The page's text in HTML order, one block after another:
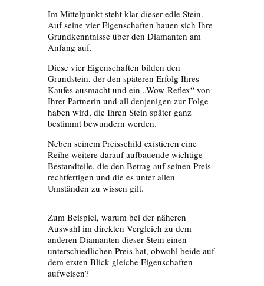
Im Mittelpunkt steht klar dieser edle Stein.
Auf seine vier Eigenschaften bauen sich Ihre
Grundkenntnisse über den Diamanten am
Anfang auf.
Diese vier Eigenschaften bilden den
Grundstein, der den späteren Erfolg Ihres
Kaufes ausmacht und ein „Wow-Reflex“ von
Ihrer Partnerin und all denjenigen zur Folge
haben wird, die Ihren Stein später ganz
bestimmt bewundern werden.
Neben seinem Preisschild existieren eine
Reihe weitere darauf aufbauende wichtige
Bestandteile, die den Betrag auf seinen Preis
rechtfertigen und die es unter allen
Umständen zu wissen gilt.
Zum Beispiel, warum bei der näheren
Auswahl im direkten Vergleich zu dem
anderen Diamanten dieser Stein einen
unterschiedlichen Preis hat, obwohl beide auf
dem ersten Blick gleiche Eigenschaften
aufweisen?